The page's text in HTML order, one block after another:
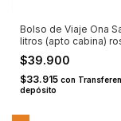
Bolso de Viaje Ona
litros (apto cabina)
$39.900
$33.915 con
depósito